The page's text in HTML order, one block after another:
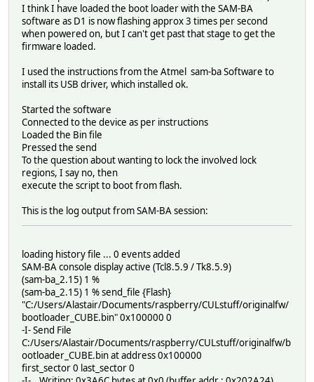
I think I have loaded the boot loader with the SAM-BA
software as D1 is now flashing approx 3 times per second
when powered on, but I can't get past that stage to get the
firmware loaded.
I used the instructions from the Atmel sam-ba Software to
install its USB driver, which installed ok.
Started the software
Connected to the device as per instructions
Loaded the Bin file
Pressed the send
To the question about wanting to lock the involved lock
regions, I say no, then
execute the script to boot from flash.
This is the log output from SAM-BA session:
loading history file ... 0 events added
SAM-BA console display active (Tcl8.5.9 / Tk8.5.9)
(sam-ba_2.15) 1 %
(sam-ba_2.15) 1 % send_file {Flash}
"C:/Users/Alastair/Documents/raspberry/CULstuff/originalfw/
bootloader_CUBE.bin" 0x100000 0
-I- Send File
C:/Users/Alastair/Documents/raspberry/CULstuff/originalfw/b
ootloader_CUBE.bin at address 0x100000
first_sector 0 last_sector 0